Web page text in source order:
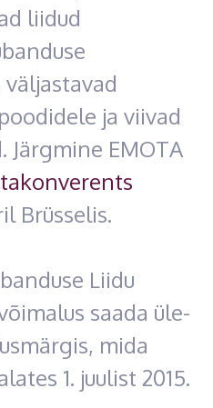
liidud
ja viivad
Järgmine EMOTA
Brüsselis.
Liidu
saada üle-
mida
1. juulist 2015.